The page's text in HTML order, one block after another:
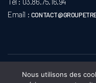
Email :
Nous utilisons des